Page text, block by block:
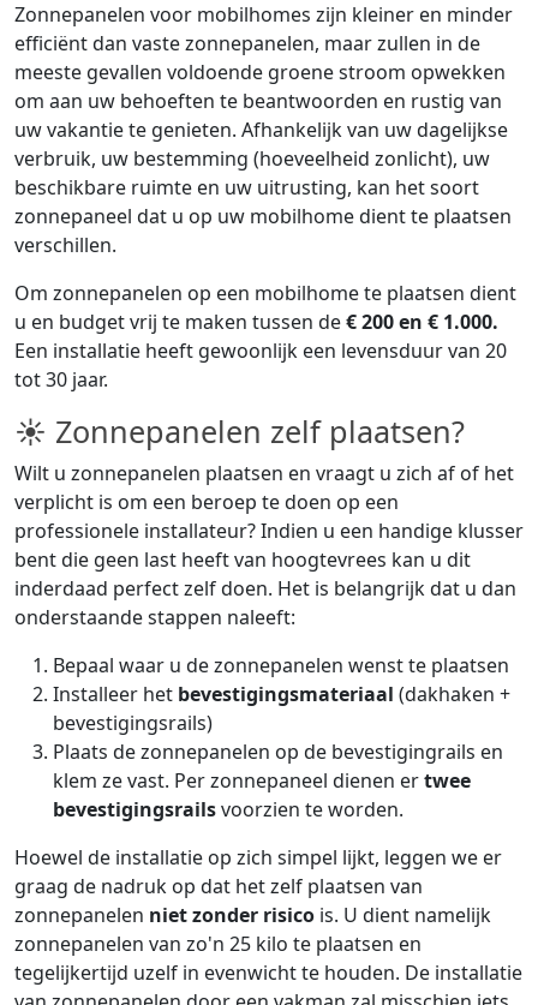
Zonnepanelen voor mobilhomes zijn kleiner en minder
efficiënt dan vaste zonnepanelen, maar zullen in de
meeste gevallen voldoende groene stroom opwekken
om aan uw behoeften te beantwoorden en rustig van
uw vakantie te genieten. Afhankelijk van uw dagelijkse
verbruik, uw bestemming (hoeveelheid zonlicht), uw
beschikbare ruimte en uw uitrusting, kan het soort
zonnepaneel dat u op uw mobilhome dient te plaatsen
verschillen.
Om zonnepanelen op een mobilhome te plaatsen dient
u en budget vrij te maken tussen de€ 200 en € 1.000.
Een installatie heeft gewoonlijk een levensduur van 20
tot 30 jaar.
☀ Zonnepanelen zelf plaatsen?
Wilt u zonnepanelen plaatsen en vraagt u zich af of het
verplicht is om een beroep te doen op een
professionele installateur? Indien u een handige klusser
bent die geen last heeft van hoogtevrees kan u dit
inderdaad perfect zelf doen. Het is belangrijk dat u dan
onderstaande stappen naleeft:
Bepaal waar u de zonnepanelen wenst te plaatsen
Installeer het bevestigingsmateriaal (dakhaken +
bevestigingsrails)
Plaats de zonnepanelen op de bevestigingrails en
klem ze vast. Per zonnepaneel dienen ertwee
bevestigingsrailsvoorzien te worden.
Hoewel de installatie op zich simpel lijkt, leggen we er
graag de nadruk op dat het zelf plaatsen van
zonnepanelen niet zonder risico is. U dient namelijk
zonnepanelen van zo'n 25 kilo te plaatsen en
tegelijkertijd uzelf in evenwicht te houden. De installatie